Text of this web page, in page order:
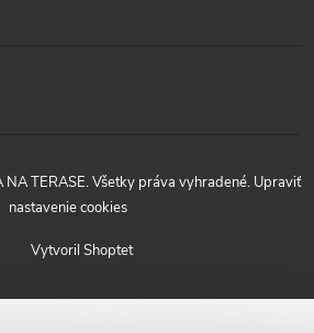
Vytvoril Shoptet
NA TERASE. Všetky práva vyhradené. Upraviť
nastavenie cookies